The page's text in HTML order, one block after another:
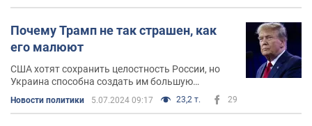
Почему Трамп не так страшен, как
его малюют
США хотят сохранить целостность России, но
Украина способна создать им большую
проблему, которая потребует значительных
трат со стороны Штатов
Новости политики 5.07.2024 09:17 23,2 т. 29